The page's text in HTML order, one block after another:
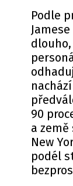
Podle
90
a
New
podél